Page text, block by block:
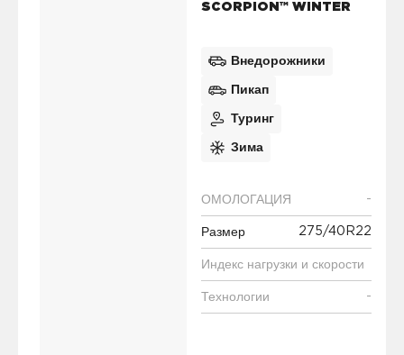
SCORPION™ WINTER
Внедорожники
Пикап
Туринг
Зима
ОМОЛОГАЦИЯ -
Размер 275/40R22
Индекс нагрузки и скорости
Технологии -